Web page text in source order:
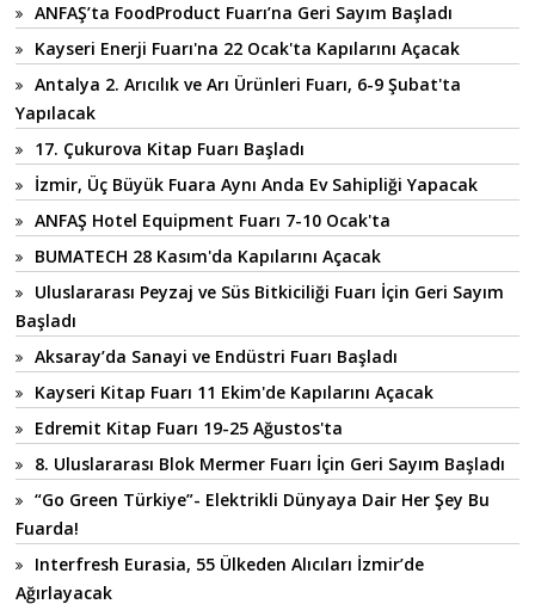
ANFAŞ’ta FoodProduct Fuarı’na Geri Sayım Başladı
Kayseri Enerji Fuarı'na 22 Ocak'ta Kapılarını Açacak
Antalya 2. Arıcılık ve Arı Ürünleri Fuarı, 6-9 Şubat'ta
Yapılacak
17. Çukurova Kitap Fuarı Başladı
İzmir, Üç Büyük Fuara Aynı Anda Ev Sahipliği Yapacak
ANFAŞ Hotel Equipment Fuarı 7-10 Ocak'ta
BUMATECH 28 Kasım'da Kapılarını Açacak
Uluslararası Peyzaj ve Süs Bitkiciliği Fuarı İçin Geri Sayım
Başladı
Aksaray’da Sanayi ve Endüstri Fuarı Başladı
Kayseri Kitap Fuarı 11 Ekim'de Kapılarını Açacak
Edremit Kitap Fuarı 19-25 Ağustos'ta
8. Uluslararası Blok Mermer Fuarı İçin Geri Sayım Başladı
“Go Green Türkiye”- Elektrikli Dünyaya Dair Her Şey Bu
Fuarda!
Interfresh Eurasia, 55 Ülkeden Alıcıları İzmir’de
Ağırlayacak